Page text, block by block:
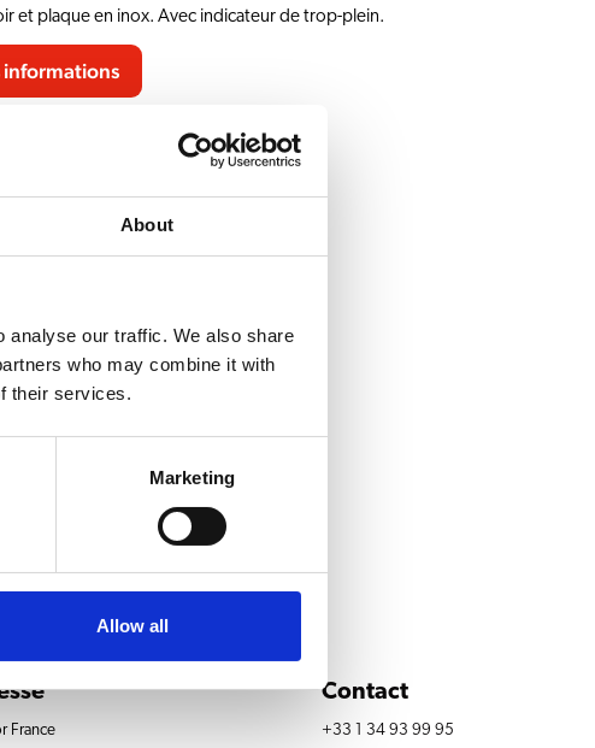
About
analyse our traffic. We also share
who may combine it with
their services.
Marketing
Allow all
et plaque en inox. Avec indicateur de trop-plein.
informations
France
Contact
+33 1 34 93 99 95